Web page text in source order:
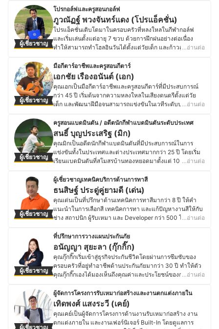
ประวัติของ ปริญ สุวรรณโน (จี)
Marketing เกี่ยวกับเครื่องจักรและอุปกรณ์สำหรับขนมอบ และ
ในปี 2023 ได้ร่วมงานวิจัยกับมหาวิทยาลัยศรีนครินทรวิโรฒ
และทีม Coffee Innovation Research Unit พัฒนา Cascara
Biscuit จากเปลือกกาแฟ เพื่อลดขยะในอุตสาหกรรมกาแฟ
คุณอุ๊ยจึงมีความเชี่ยวชาญในการผสานศาสตร์ของจุล
ชีววิทยากับศิลปะการทำขนม ทำให้สามารถแนะนำการเลือก
ได้อย่างแม่นยำ อีกทั้งยังเข้าใจแนวโน้มและนวัตกรรมขนมใน
ระดับสากลอีกด้วย
ประวัติของ พีรภัทร ศรีทอง (อุ๊ย)
ยานยนต์ นอกจากบทบาทในการสร้างสรรค์เนื้อหา ดูแล
คุณภาพบทความ และวิเคราะห์ข้อมูลเกี่ยวกับรถยนต์แล้ว คุณ
จุ๊บยังเป็นผู้ดำเนินรายการในช่อง YouTube ของ Autoworld
Thailand นำเสนอการรีวิวรถยนต์แต่ละรุ่นจากประสบการณ์
ตรง โดยทดลองขับขี่จริงทั้งในเมืองและต่างจังหวัด เพื่อให้
ข้อมูลที่แม่นยำและเป็นประโยชน์แก่ผู้บริโภค ด้วยความ
เชี่ยวชาญในอุตสาหกรรมยานยนต์ คุณจุ๊บจึงมีโอกาสร่วมงาน
ทดสอบรถยนต์ใหม่ เปิดตัวรถยนต์รุ่นล่าสุด และเข้าร่วม
อีเวนต์สำคัญของแบรนด์ชั้นนำ พร้อมอัปเดตความรู้เกี่ยวกับ
เทคโนโลยียานยนต์ ระบบความปลอดภัย และแนวโน้มตลาด
อย่างต่อเนื่อง จึงทำให้คุณจุ๊บมีข้อมูลสำคัญสำหรับผู้ที่ต้องการ
ศึกษาเรื่องรถยนต์ตั้งแต่การเลือกซื้อ ไปจนถึงประสบการณ์การ
แต่ละรุ่น ช่วยให้ผู้บริโภคตัดสินใจเลือกซื้อรถยนต์ได้อย่าง
มั่นใจ
ประวัติของ ณัฐเทพ เผ่าจินดา (จุ๊บ)
ผู้เชี่ยวชาญ
โปรกอล์ฟและครูสอนกอล์ฟ
ภูวณัฏฐ์ พวงจันทร์แดง (โปรแอ็คชั่น)
โปรแอ็คชั่นเติบโตมาในครอบครัวที่หลงใหลในกีฬากอล์ฟ
และเริ่มเล่นตั้งแต่อายุ 7 ขวบ ด้วยการฝึกฝนอย่างต่อเนื่อง
ทำให้สามารถทำโฮลอินวันได้ตั้งแต่วัยเด็ก และก้าวสู่เวที
คชั่นเทิร์นโปร และผ่านการอบรมด้านกฎข้อบังคับ เทคนิควง
สวิง รวมถึงหลักสูตรฝึกซ้อมแบบมืออาชีพ ทำให้สามารถเข้า
แข่งขันในรายการสำคัญ และพัฒนาทักษะการเล่นให้มี
ประสิทธิภาพมากขึ้น ซึ่งไม่เพียงแค่การเล่นแต่ยังรวมถึงการ
อ่านเกม วางแผนกลยุทธ์ และปรับวงสวิงให้เหมาะกับแต่ละ
โดยในปัจจุบันโปรแอ็คชั่นเป็นครูกอล์ฟที่สถาบันกอล์ฟย่าน
ดอนเมือง รับสอนตั้งแต่เด็ก 3 ขวบขึ้นไปจนถึงผู้ใหญ่
ครอบคลุมตั้งแต่ระดับพื้นฐานไปจนถึงนักกอล์ฟที่ต้องการปรับ
วงสวิง เพิ่มประสิทธิภาพ ลดสกอร์ และพัฒนาทักษะเพื่อการ
แข่งขัน อีกทั้งยังมุ่งเน้นการสอนที่เหมาะสมกับแต่ละบุคคล
เพื่อให้ผู้เรียนเล่นกอล์ฟได้อย่างสนุก พร้อมพัฒนาเทคนิคและ
ประวัติของ ภูวณัฏฐ์ พวงจันทร์แดง (โปรแอ็คชั่น)
…อ่านต่อ
ผู้เชี่ยวชาญ
มือกีตาร์อาชีพและครูสอนกีตาร์
เอกชัย เรืองอนันต์ (เอก)
คุณเอกเป็นมือกีตาร์อาชีพและครูสอนกีตาร์ที่มีประสบการณ์
กว่า 45 ปี เริ่มต้นจากความหลงใหลในเสียงดนตรีตั้งแต่วัย
เด็ก และพัฒนาฝีมือจนสามารถแข่งขันในเวทีระดับประเทศ
ระดับประเทศ และแชมป์อูคูเลเล่ระดับประเทศ โดยปัจจุบันคุณ
เอกเป็นครูสอนกีตาร์ในโรงเรียนดนตรีชื่อดังที่หาดใหญ่
ถ่ายทอดทักษะทั้งกีตาร์คลาสสิก โฟล์ค ไฟฟ้า อูคูเลเล่ และเบส
พร้อมสอนทฤษฎีดนตรีให้กับเด็กและผู้ใหญ่ที่สนใจ ซึ่งนอกจาก
การสอนแล้ว ยังมีบทบาทในงานเบื้องหลังด้าน Composition,
เอกจึงเป็นทั้งนักดนตรีและผู้ถ่ายทอดศาสตร์ดนตรีครบวงจร ที่
ถ่ายทอดความรู้จากทั้งประสบการณ์เวทีและงานสตูดิโอ เพื่อ
ให้ผู้เรียนเข้าใจดนตรีอย่างลึกซึ้งและพัฒนาไปได้อย่างมือ
อาชีพ
ประวัติของ เอกชัย เรืองอนันต์ (เอก)
…อ่านต่อ
ผู้เชี่ยวชาญ
ครูสอนแบดมินตัน / อดีตนักกีฬาแบดมินตันระดับประเทศ
สนธิ์ บุญประเสริฐ (มิก)
คุณมิกเป็นอดีตนักกีฬาแบดมินตันที่มีประสบการณ์ในการ
แข่งขันทั้งในประเทศและต่างประเทศมากกว่า 25 ปี โดยเริ่ม
เรียนแบดมินตันที่สโมสรบ้านทองหยอดมาตั้งแต่ 10 ขวบ ซึ่ง
ชอบ จึงเริ่มฝึกฝนอย่างจริงจังเพื่อเป็นนักกีฬาเต็มตัว คุณมิกมี
โอกาสได้เข้าร่วมแข่งขันในรายการระดับประเทศทั้งในนาม
สโมสรและตัวแทนสถาบันการศึกษาตั้งแต่ระดับมัธยมจนถึง
มหาวิทยาลัย ซึ่งได้คว้าแชมป์ประเภทชายเดี่ยวหลายรายการ
ทั้งในประเทศและต่างประเทศ อีกทั้งยังเป็นตัวแทนนักกีฬา
ของกรุงเทพมหานครโดยคว้าเหรียญทองในการแข่งขันกีฬา
เยาวชนแห่งชาติมาอีกด้วย ถึงแม้จะจบทางด้าน
วิศวกรรมศาสตร์มา แต่ยังมีความรักและชื่นชอบในกีฬา
แบดมินตันอยู่จึงผันตัวไปเป็นครูสอน ปัจจุบันคุณมิกเปิดสอน
อยู่ที่สนามแบดมินตัน Powerbatt โดยสอนตั้งแต่เด็กอายุ 4 ปี
ขึ้นไปจนถึงวัยผู้ใหญ่ และสอนในระดับพื้นฐานไปจนถึงระดับ
แข่งขัน ซึ่งจะมีทั้งการสอนเพื่อออกกำลังกายและเพื่อแข่งขัน
ระดับประเทศมามากมายจนไปถึงได้เป็นตัวแทนเยาวชนทีม
ชาติอีกด้วย
ประวัติของ สนธิ์ บุญประเสริฐ (มิก)
…อ่านต่อ
ผู้เชี่ยวชาญ
ผู้เชี่ยวชาญเทคนิคบริการด้านการทาสี
ธนสิษฐ์ ประดู่คู่ยามดี (เด่น)
คุณเด่นเป็นที่ปรึกษาด้านเทคนิคการทาสีมากว่า 8 ปี ให้คำ
แนะนำในการเลือกสี เทคนิคการทา และแก้ปัญหางานสีให้กับ
ช่าง สถาปนิก ผู้รับเหมา และ Developer กว่า 500 โครงการ
กับมืออาชีพในวงการก่อสร้าง ทำให้คุณเด่นมีความเชี่ยวชาญ
ทั้งเรื่องสี วัสดุ และเทคนิคการทาที่เหมาะสมกับแต่ละพื้นผิว
โดยปัจจุบันเป็นผู้เชี่ยวชาญของบริษัท Wow Decor ผู้รับเหมา
ทาสีที่เลือกใช้เฉพาะสีเกรดอัลตราพรีเมียม และเป็นพาร์ทเนอร์
ของ Beger แบรนด์สีชั้นนำของไทยที่ให้ความสำคัญกับ
สุขภาพและสิ่งแวดล้อม ซึ่งคุณเด่นมีความมุ่งมั่นที่จะให้คำ
ปรึกษาเพื่อให้ลูกค้าได้งานสีที่สวยงาม ทนทาน และตอบโจทย์
ทุกการใช้งาน
ประวัติของ ธนสิษฐ์ ประดู่คู่ยามดี (เด่น)
…อ่านต่อ
ผู้เชี่ยวชาญ
ที่ปรึกษาการวางแผนประกันภัย
อนัญญา สุยะลา (กุ๊กกิ๊ก)
คุณกุ๊กกิ๊กเริ่มเข้าสู่ธุรกิจประกันชีวิตโดยผ่านการซึมซับของ
ครอบครัวที่อยู่ทำอาชีพด้านประกันภัยมากว่า 30 ปี ทำให้ตัว
คุณกุ๊กกิ๊กเองได้มองเห็นถึงคุณค่าและประโยชน์ของการทำ
ทางการเงินจากประกันชีวิตมามากมาย จึงเลือกเข้าทำงานใน
ด้านนี้หลังจากเรียนจบ ปัจจุบันคุณกุ๊กกิ๊กทำงานในตำแหน่งผู้
จัดการขายและวิทยากรฝึกอบรมฝ่ายขาย โดยมีใบอนุญาตตัว
แแทน ใบอนุญาตผู้เสนอประกันแบบยูนิเวอร์แซลไลฟ์ (UL)
และใบอนุญาตนายหน้าวินาศภัย พร้อมทั้งเป็นผู้ให้คำแนะนำ
…อ่านต่อ
ผู้เชี่ยวชาญ
ผู้จัดการโครงการรับเหมาก่อสร้างและงานตกแต่งภายใน
เทิดพงศ์ แสงระวี (เคย์)
คุณเคย์เป็นผู้จัดการโครงการด้านงานรับเหมาก่อสร้าง งาน
ตกแต่งภายใน และงานเฟอร์นิเจอร์ Built-In โดยดูแลการ